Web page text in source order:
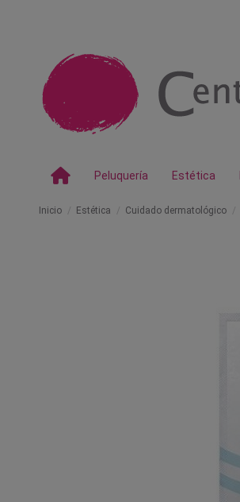
Peluquería Estética
Inicio Estética Cuidado dermatológico